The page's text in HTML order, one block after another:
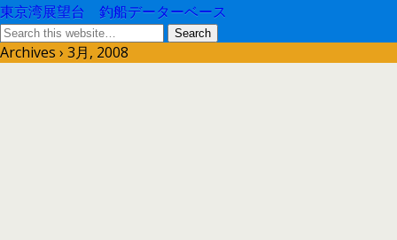
東京湾展望台 釣船データーベース
Archives › 3月, 2008